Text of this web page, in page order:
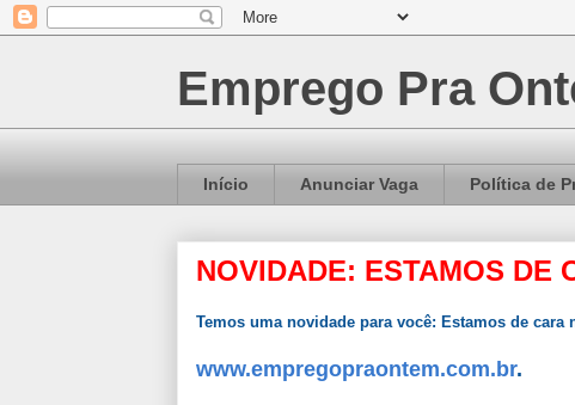
Emprego Pra
Início Anunciar Vaga Política de
NOVIDADE: ESTAMOS DE
Temos uma novidade para você: Estamos de
www.empregopraontem.com.br.